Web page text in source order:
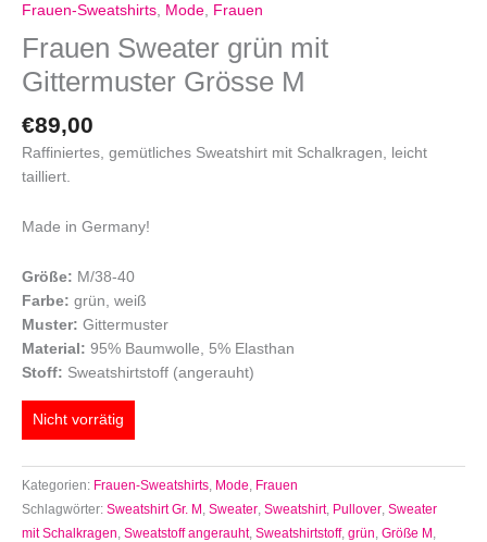
Frauen-Sweatshirts Mode Frauen
Frauen Sweater grün mit
Gittermuster Grösse M
€89,00
Raffiniertes, gemütliches Sweatshirt mit Schalkragen, leicht
tailliert.
Made in Germany!
Größe: M/38-40
Farbe: grün, weiß
Muster: Gittermuster
Material: 95% Baumwolle, 5% Elasthan
Stoff: Sweatshirtstoff (angerauht)
Nicht vorrätig
Kategorien: Frauen-Sweatshirts, Mode, Frauen
Schlagwörter: Sweatshirt Gr. M , Sweater, Sweatshirt, Pullover, Sweater
mit Schalkragen, Sweatstoff angerauht, Sweatshirtstoff, grün, Größe M ,